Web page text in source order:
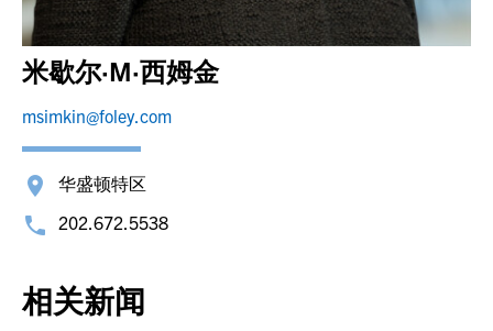
米歇尔·M·西姆金
msimkin@foley.com
华盛顿特区
202.672.5538
相关新闻